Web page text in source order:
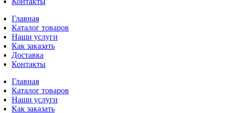
Главная
Каталог товаров
Наши услуги
Как заказать
Доставка
Контакты
Главная
Каталог товаров
Наши услуги
Как заказать